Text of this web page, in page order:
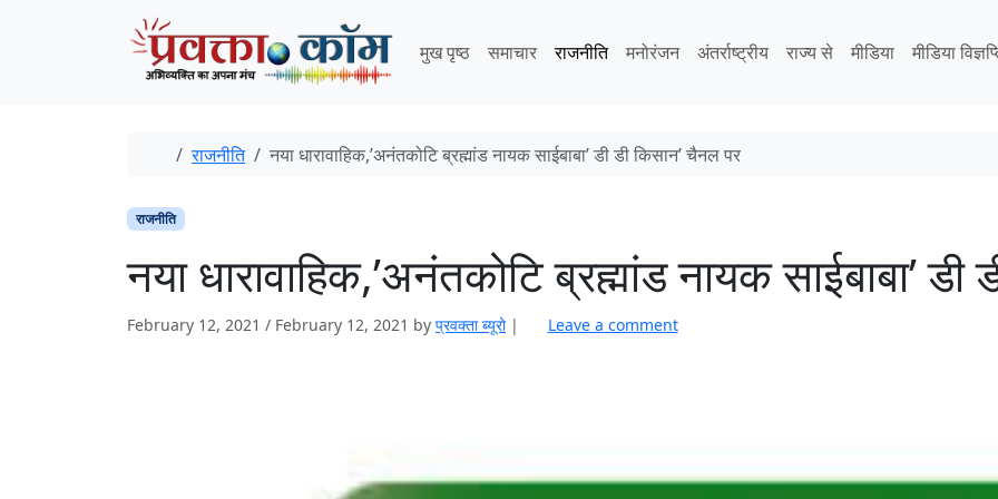
मुख पृष्ठ
समाचार राजनीति मनोरंजन अंतर्राष्ट्रीय राज्य से मीडिया मीडिया
Home
राजनीति नया धारावाहिक,’अनंतकोटि ब्रह्मांड नायक साईबाबा’ डी डी किसान’ चैनल पर
राजनीति
नया धारावाहिक,’अनंतकोटि ब्रह्मांड नायक साईबाबा’
February 12, 2021 / February 12, 2021 by प्रवक्‍ता ब्यूरो | Leave a comment